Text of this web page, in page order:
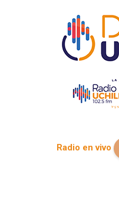
Radio en vivo